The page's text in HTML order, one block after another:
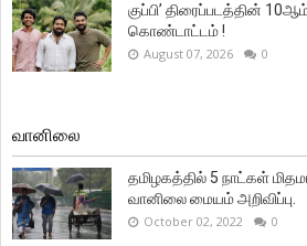
குப்பி’ திரைப்படத்தின்
கொண்டாட்டம் !
August 07, 2026 0
வானிலை
தமிழகத்தில் 5 நாட்கள்
வானிலை மையம் அறிவிப்பு.
October 02, 2022 0